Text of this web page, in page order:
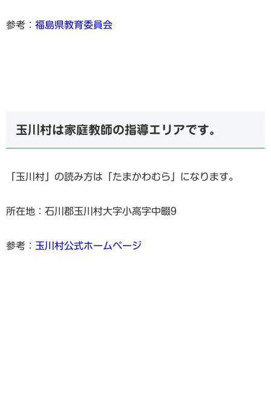
参考： 福島県教育委員会
玉川村は家庭教師の指導エリアです。
「玉川村」の読み方は「たまかわむら」になります。
所在地：石川郡玉川村大字小高字中畷9
参考： 玉川村公式ホームページ